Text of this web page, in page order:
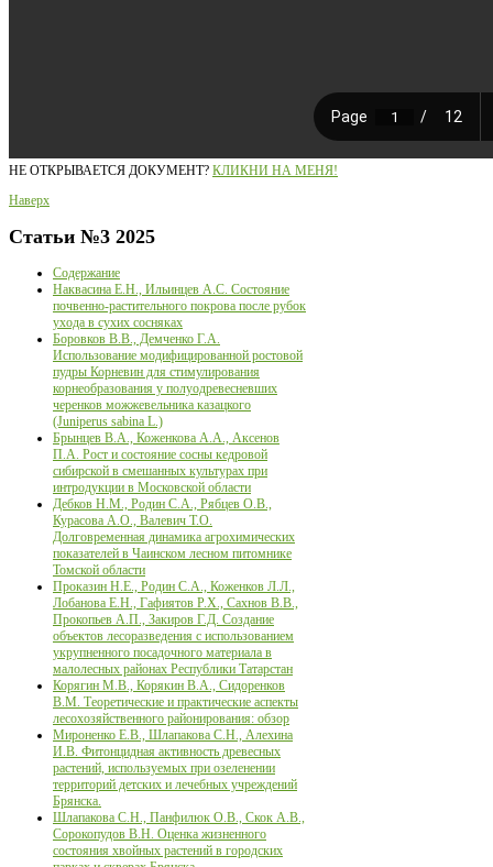
НЕ ОТКРЫВАЕТСЯ ДОКУМЕНТ? КЛИКНИ НА МЕНЯ!
Наверх
Статьи №3 2025
Содержание
Наквасина Е.Н., Ильинцев А.С. Состояние
почвенно-растительного покрова после рубок
ухода в сухих сосняках
Боровков В.В., Демченко Г.А.
Использование модифицированной ростовой
пудры Корневин для стимулирования
корнеобразования у полуодревесневших
черенков можжевельника казацкого
(Juniperus sabina L.)
Брынцев В.А., Коженкова А.А., Аксенов
П.А. Рост и состояние сосны кедровой
сибирской в смешанных культурах при
интродукции в Московской области
Дебков Н.М., Родин С.А., Рябцев О.В.,
Курасова А.О., Валевич Т.О.
Долговременная динамика агрохимических
показателей в Чаинском лесном питомнике
Томской области
Проказин Н.Е., Родин С.А., Коженков Л.Л.,
Лобанова Е.Н., Гафиятов Р.Х., Сахнов В.В.,
Прокопьев А.П., Закиров Г.Д. Создание
объектов лесоразведения с использованием
укрупненного посадочного материала в
малолесных районах Республики Татарстан
Корягин М.В., Корякин В.А., Сидоренков
В.М. Теоретические и практические аспекты
лесохозяйственного районирования: обзор
Мироненко Е.В., Шлапакова С.Н., Алехина
И.В. Фитонцидная активность древесных
растений, используемых при озеленении
территорий детских и лечебных учреждений
Брянска.
Шлапакова С.Н., Панфилюк О.В., Скок А.В.,
Сорокопудов В.Н. Оценка жизненного
состояния хвойных растений в городских